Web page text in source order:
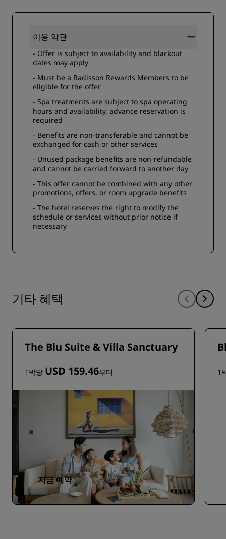
이용 약관
- Offer is subject to availability and blackout
dates may apply
- Must be a Radisson Rewards Members to be
eligible for the offer
- Spa treatments are subject to spa operating
hours and availability, advance reservation is
required
- Benefits are non-transferable and cannot be
exchanged for cash or other services
- Unused package benefits are non-refundable
and cannot be carried forward to another day
- This offer cannot be combined with any other
promotions, offers, or room upgrade benefits
- The hotel reserves the right to modify the
schedule or services without prior notice if
necessary
기타 혜택
The Blu Suite & Villa Sanctuary
1박당 USD 159.46부터
지금 예약
1